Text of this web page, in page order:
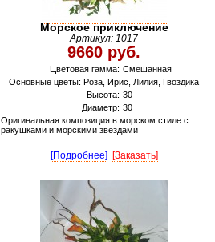
Морское приключение
Артикул: 1017
9660 руб.
Цветовая гамма: Смешанная
Основные цветы: Роза, Ирис, Лилия, Гвоздика
Высота: 30
Диаметр: 30
Оригинальная композиция в морском стиле с
ракушками и морскими звездами
[Подробнее] [Заказать]